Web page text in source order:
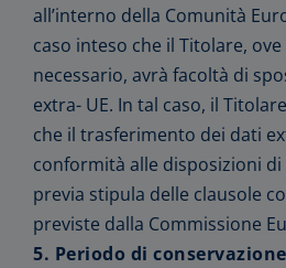
all’interno della Comunità
caso inteso che il Titolare,
necessario, avrà facoltà di
extra- UE. In tal caso, il
che il trasferimento dei dati
conformità alle disposizioni di
previa stipula delle clausole
previste dalla Commissione
5. Periodo di